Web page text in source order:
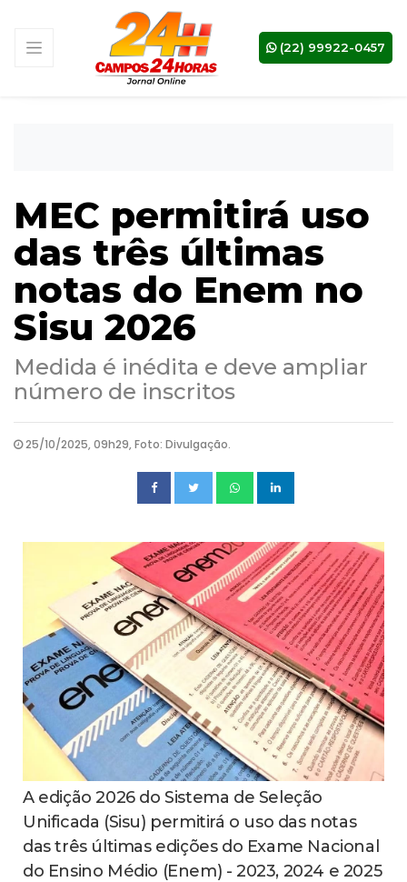
(22) 99922-0457
MEC permitirá uso
das três últimas
notas do Enem no
Sisu 2026
Medida é inédita e deve ampliar
número de inscritos
25/10/2025, 09h29, Foto: Divulgação.
A edição 2026 do Sistema de Seleção
Unificada (Sisu) permitirá o uso das notas
das três últimas edições do Exame Nacional
do Ensino Médio (Enem) - 2023, 2024 e 2025